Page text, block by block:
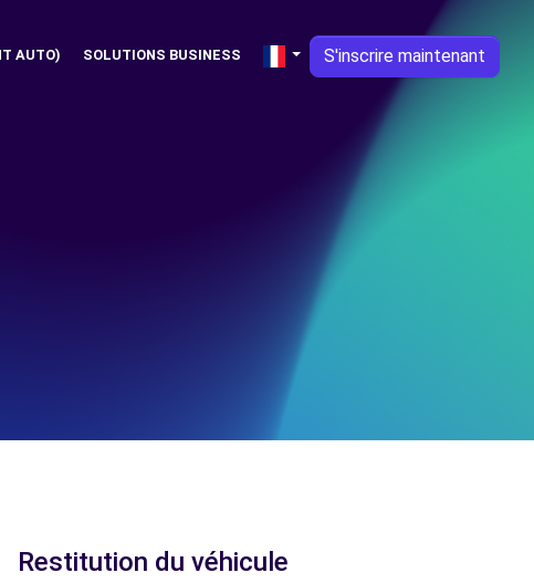
AUTO) SOLUTIONS BUSINESS S'inscrire maintenant
Restitution du véhicule